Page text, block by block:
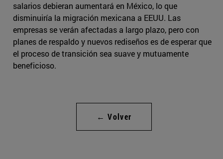
salarios debieran aumentará en México, lo que
disminuiría la migración mexicana a EEUU. Las
empresas se verán afectadas a largo plazo, pero con
planes de respaldo y nuevos rediseños es de esperar que
el proceso de transición sea suave y mutuamente
beneficioso.
← Volver